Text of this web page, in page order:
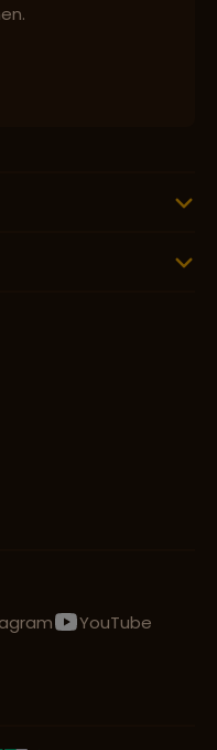
YouTube